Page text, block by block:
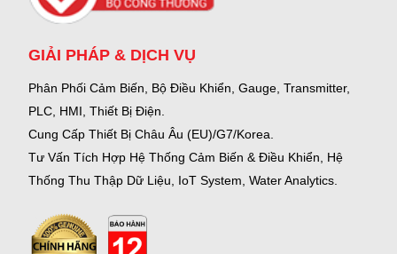
GIẢI PHÁP & DỊCH VỤ
Phân Phối Cảm Biến, Bộ Điều Khiển, Gauge, Transmitter,
PLC, HMI, Thiết Bị Điện.
Cung Cấp Thiết Bị Châu Âu (EU)/G7/Korea.
Tư Vấn Tích Hợp Hệ Thống Cảm Biến & Điều Khiển, Hệ
Thống Thu Thập Dữ Liệu, IoT System, Water Analytics.